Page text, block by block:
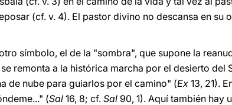
(cf. v. 4). El pastor divino no descansa en su
símbolo, el de la "sombra", que supone la
remonta a la histórica marcha por el desierto del
de nube para guiarlos por el camino" (Ex 13, 21).
(Sal 16, 8; cf. Sal 90, 1). Aquí también hay